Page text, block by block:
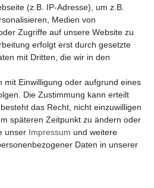
suchen einen Vertriebspartner in
Herstelleranfrage Vertrieb
Daten­schutz­erklärunggelesen habe. Meine
(z.B. IP-Adresse), um z.B.
Medien von
Zugriffe auf unsere Website zu
erfolgt erst durch gesetzte
mit Dritten, die wir in den
mit Einwilligung oder aufgrund eines
Die Zustimmung kann erteilt
das Recht, nicht einzuwilligen
späteren Zeitpunkt zu ändern oder
unser Impressum und weitere
Daten in unserer